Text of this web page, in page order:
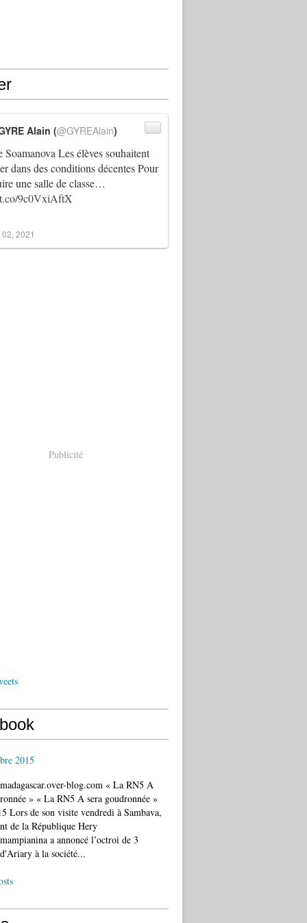
Soamanova Les élèves souhaitent
dans des conditions décentes Pour
une salle de classe…
9c0VxiAftX
Alain (@GYREAlain)
2021
Publicité
2015
blog.com « La RN5 A
» « La RN5 A sera goudronnée »
Lors de son visite vendredi à Sambava,
de la République Hery
a annoncé l’octroi de 3
à la société...